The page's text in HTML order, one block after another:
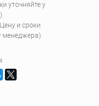
и сроки
менеджера)